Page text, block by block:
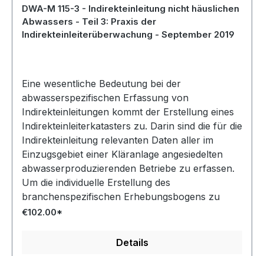
DWA-M 115-3 - Indirekteinleitung nicht häuslichen
Abwassers - Teil 3: Praxis der
Indirekteinleiterüberwachung - September 2019
Eine wesentliche Bedeutung bei der
abwasserspezifischen Erfassung von
Indirekteinleitungen kommt der Erstellung eines
Indirekteinleiterkatasters zu. Darin sind die für die
Indirekteinleitung relevanten Daten aller im
Einzugsgebiet einer Kläranlage angesiedelten
abwasserproduzierenden Betriebe zu erfassen.
Um die individuelle Erstellung des
branchenspezifischen Erhebungsbogens zu
erleichtern, enthält das Merkblatt neben
Checkliste, aus der die wesentlichen Inhalte
€102.00*
Details